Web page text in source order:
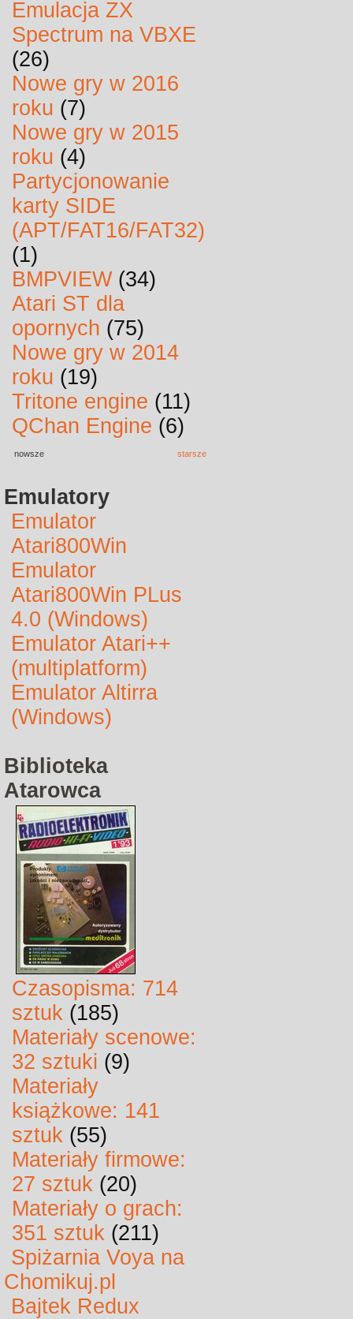
Emulacja ZX
Spectrum na VBXE
(26)
Nowe gry w 2016
roku (7)
Nowe gry w 2015
roku (4)
Partycjonowanie
karty SIDE
(APT/FAT16/FAT32)
(1)
BMPVIEW(34)
Atari ST dla
opornych (75)
Nowe gry w 2014
roku (19)
Tritone engine (11)
QChan Engine (6)
nowsze starsze
Emulatory
Emulator
Atari800Win
Emulator
Atari800Win PLus
4.0 (Windows)
Emulator Atari++
(multiplatform)
Emulator Altirra
(Windows)
Biblioteka
Atarowca
Czasopisma: 714
sztuk (185)
Materiały scenowe:
32 sztuki (9)
Materiały
książkowe: 141
sztuk (55)
Materiały firmowe:
27 sztuk (20)
Materiały o grach:
351 sztuk (211)
Spiżarnia Voya na
Chomikuj.pl
Bajtek Redux